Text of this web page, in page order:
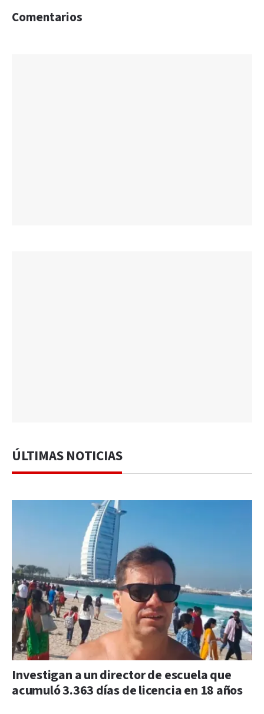
Comentarios
ÚLTIMAS NOTICIAS
Investigan a un director de escuela que
acumuló 3.363 días de licencia en 18 años